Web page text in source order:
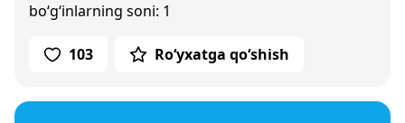
bo‘g‘inlarning soni: 1
103 Ro‘yxatga qo‘shish